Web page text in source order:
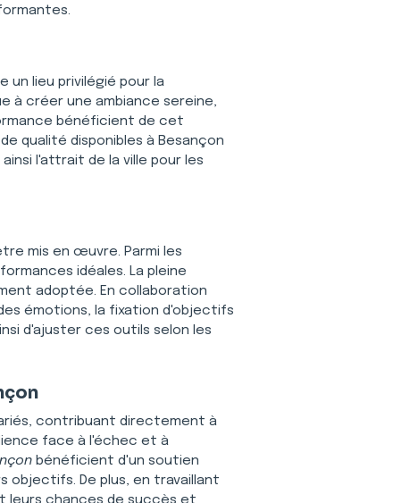
un lieu privilégié pour la
à créer une ambiance sereine,
bénéficient de cet
qualité disponibles à Besançon
l'attrait de la ville pour les
mis en œuvre. Parmi les
idéales. La pleine
adoptée. En collaboration
émotions, la fixation d'objectifs
d'ajuster ces outils selon les
contribuant directement à
face à l'échec et à
bénéficient d'un soutien
objectifs. De plus, en travaillant